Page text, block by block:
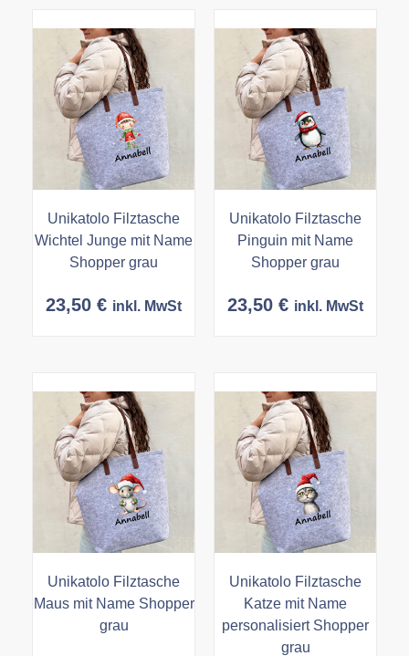
Unikatolo Filztasche
Wichtel Junge mit Name
Shopper grau
23,50 € inkl. MwSt
Unikatolo Filztasche
Pinguin mit Name
Shopper grau
23,50 € inkl. MwSt
Unikatolo Filztasche
Maus mit Name Shopper
grau
Unikatolo Filztasche
Katze mit Name
personalisiert Shopper
grau